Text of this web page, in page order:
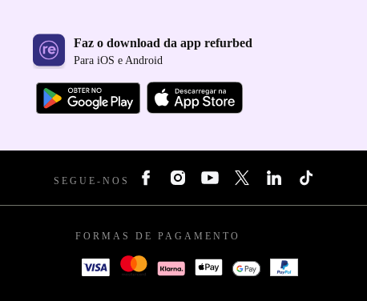
Faz o download da app refurbed
Para iOS e Android
SEGUE-NOS
FORMAS DE PAGAMENTO